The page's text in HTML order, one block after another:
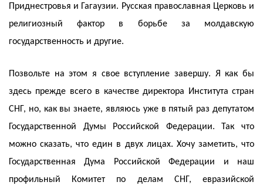
Приднестровья и Гагаузии. Русская православная Церковь и
религиозный фактор в борьбе за молдавскую
государственность и другие.
Позвольте на этом я свое вступление завершу. Я как бы
здесь прежде всего в качестве директора Института стран
СНГ, но, как вы знаете, являюсь уже в пятый раз депутатом
Государственной Думы Российской Федерации. Так что
можно сказать, что един в двух лицах. Хочу заметить, что
Государственная Дума Российской Федерации и наш
профильный Комитет по делам СНГ, евразийской